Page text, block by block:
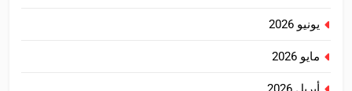
يونيو 2026
مايو 2026